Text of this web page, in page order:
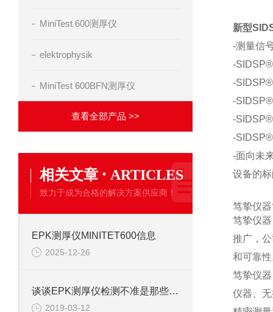
MiniTest 600测厚仪
elektrophysik
MiniTest 600BFN测厚仪
查看全部产品 >>
相关文章 · ARTICLES
致力于成为合格的解决方案供应商！
EPK测厚仪MINITET600信息
2025-12-26
谈谈EPK测厚仪检测不准是那些因素呢？
2019-03-12
新型
-测量信
-
-
-
-
-
-面向未
设备的
笃挚仪
笃挚仪
推广，
和可靠
笃挚仪
仪器、